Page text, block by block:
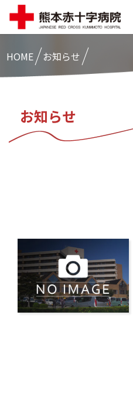
HOME お知らせ
お知らせ